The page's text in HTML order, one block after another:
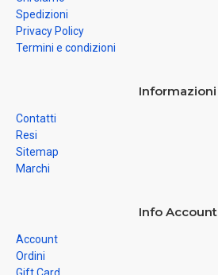
Spedizioni
Privacy Policy
Termini e condizioni
Informazioni
Contatti
Resi
Sitemap
Marchi
Info Account
Account
Ordini